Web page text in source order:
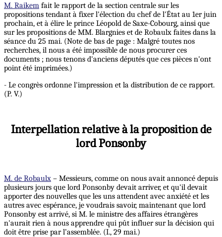
M. Raikem fait le rapport de la section centrale sur les
propositions tendant à fixer l'élection du chef de l'État au 1er juin
prochain, et à élire le prince Léopold de Saxe-Cobourg, ainsi que
sur les propositions de MM. Blargnies et de Robaulx faites dans la
séance du 25 mai. (Note de bas de page : Malgré toutes nos
recherches, il nous a été impossible de nous procurer ces
documents ; nous tenons d'anciens députés que ces pièces n'ont
point été imprimées.)
- Le congrès ordonne l'impression et la distribution de ce rapport.
(P. V.)
Interpellation relative à la proposition de
lord Ponsonby
M. de Robaulx – Messieurs, comme on nous avait annoncé depuis
plusieurs jours que lord Ponsonby devait arriver, et qu'il devait
apporter des nouvelles que les uns attendent avec anxiété et les
autres avec espérance, je voudrais savoir, maintenant que lord
Ponsonby est arrivé, si M. le ministre des affaires étrangères
n'aurait rien à nous apprendre qui pût influer sur la décision qui
doit être prise par l’assemblée. (I., 29 mai.)